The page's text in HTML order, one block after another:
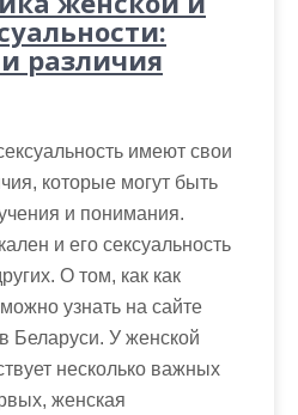
различия
имеют свои
которые могут быть
и понимания.
и его сексуальность
О том, как как
узнать на сайте
Беларуси. У женской
несколько важных
женская